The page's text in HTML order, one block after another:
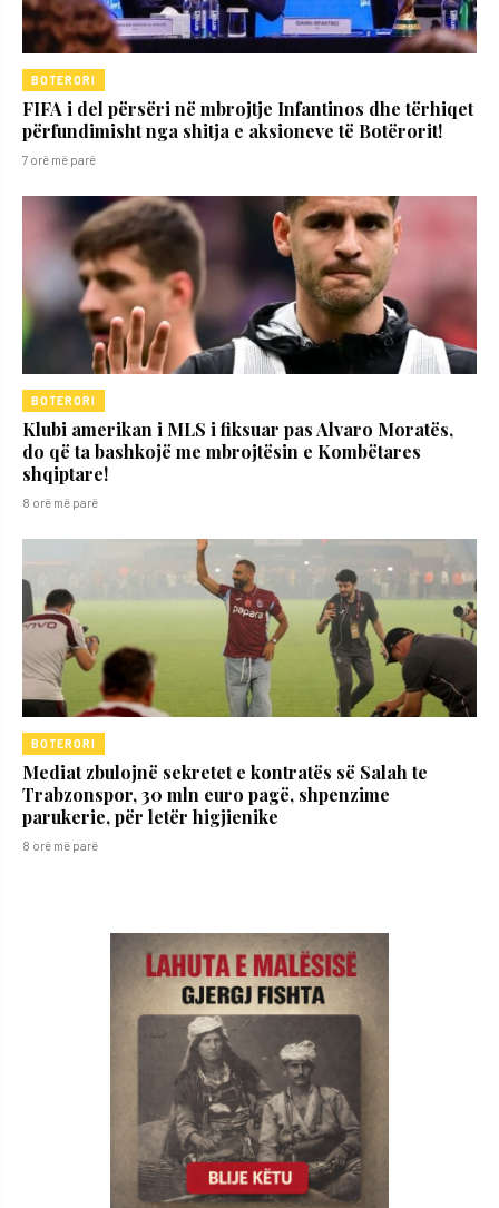
BOTERORI
FIFA i del përsëri në mbrojtje Infantinos dhe tërhiqet
përfundimisht nga shitja e aksioneve të Botërorit!
7 orë më parë
BOTERORI
Klubi amerikan i MLS i fiksuar pas Alvaro Moratës,
do që ta bashkojë me mbrojtësin e Kombëtares
shqiptare!
8 orë më parë
BOTERORI
Mediat zbulojnë sekretet e kontratës së Salah te
Trabzonspor, 30 mln euro pagë, shpenzime
parukerie, për letër higjienike
8 orë më parë